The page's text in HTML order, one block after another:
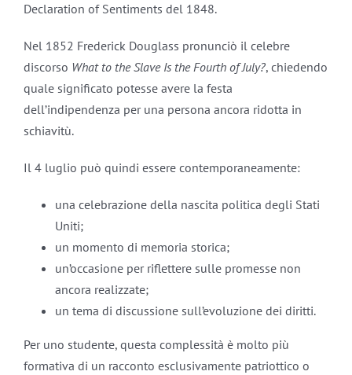
Declaration of Sentiments del 1848.
Nel 1852 Frederick Douglass pronunciò il celebre
discorso What to the Slave Is the Fourth of July?, chiedendo
quale significato potesse avere la festa
dell’indipendenza per una persona ancora ridotta in
schiavitù.
Il 4 luglio può quindi essere contemporaneamente:
una celebrazione della nascita politica degli Stati
Uniti;
un momento di memoria storica;
un’occasione per riflettere sulle promesse non
ancora realizzate;
un tema di discussione sull’evoluzione dei diritti.
Per uno studente, questa complessità è molto più
formativa di un racconto esclusivamente patriottico o